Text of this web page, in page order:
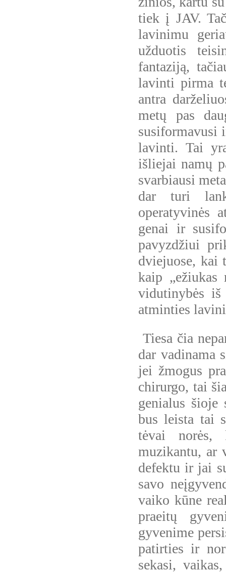
tiek į JAV.
lavinimu
užduotis
fantaziją,
lavinti pirma
antra
metų pas
susiformavusi
lavinti. Tai
išliejai namų
svarbiausi
dar turi
operatyvinės
genai ir
pavyzdžiui
dviejuose, kai
kaip „ežiukas
vidutinybės
atminties
Tiesa čia
dar vadinama
jei žmogus
chirurgo, tai
genialus
bus leista tai
tėvai norės,
muzikantu, ar
defektu ir jai
savo
vaiko kūne
praeitų
gyvenime
patirties ir
sekasi,